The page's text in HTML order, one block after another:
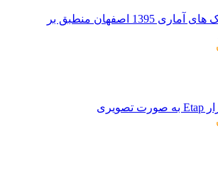
ژئودیتابیس بلوک های آماری 1395 اصفهان منطبق بر